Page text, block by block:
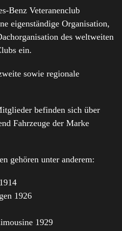
Benz Veteranenclub
eigenständige Organisation,
des weltweiten
ein.
sowie regionale
befinden sich über
Fahrzeuge der Marke
gehören unter anderem:
1926
1929